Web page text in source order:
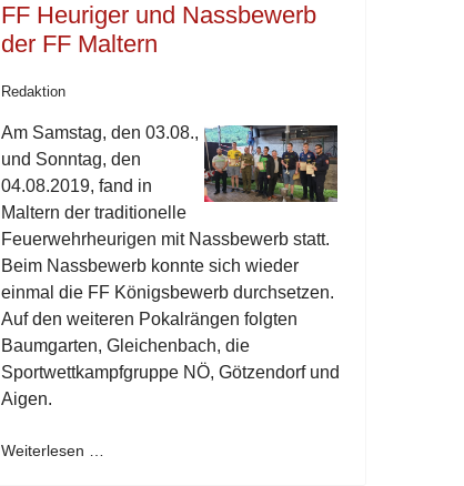
FF Heuriger und Nassbewerb
der FF Maltern
Redaktion
Am Samstag, den 03.08.,
und Sonntag, den
04.08.2019, fand in
Maltern der traditionelle
Feuerwehrheurigen mit Nassbewerb statt.
Beim Nassbewerb konnte sich wieder
einmal die FF Königsbewerb durchsetzen.
Auf den weiteren Pokalrängen folgten
Baumgarten, Gleichenbach, die
Sportwettkampfgruppe NÖ, Götzendorf und
Aigen.
Weiterlesen …